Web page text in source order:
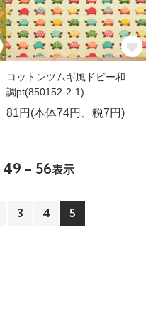
コットンツムギ風ドビー和
調pt(850152-2-1)
81円(本体74円、税7円)
49 - 56表示
3 4 5